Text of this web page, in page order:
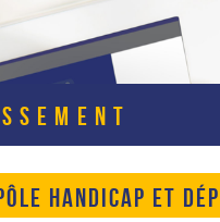
HANDICAP ET